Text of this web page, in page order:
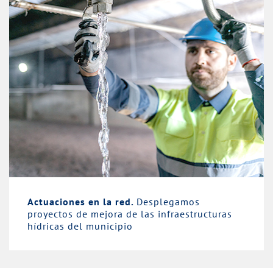
Actuaciones en la red. Desplegamos
proyectos de mejora de las infraestructuras
hídricas del municipio